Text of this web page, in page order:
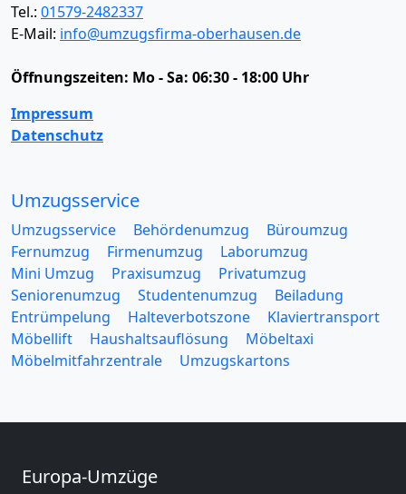
Tel.: 01579-2482337
E-Mail: info@umzugsfirma-oberhausen.de
Öffnungszeiten: Mo - Sa: 06:30 - 18:00 Uhr
Impressum
Datenschutz
Umzugsservice
Umzugsservice Behördenumzug
Büroumzug
Fernumzug
Firmenumzug
Laborumzug
Mini Umzug
Praxisumzug
Privatumzug
Seniorenumzug
Studentenumzug
Beiladung
Entrümpelung
Halteverbotszone
Klaviertransport
Möbellift
Haushaltsauflösung
Möbeltaxi
Möbelmitfahrzentrale
Umzugskartons
Europa-Umzüge